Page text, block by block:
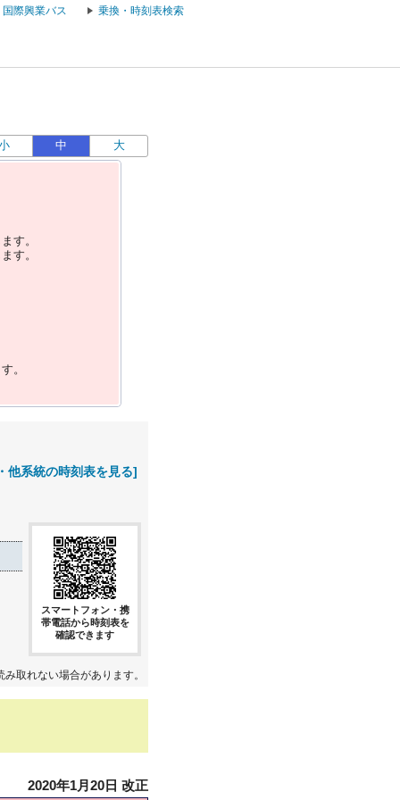
国際興業バス 乗換・時刻表検索
中 大
す。
す。
。
他系統の時刻表を見る]
スマートフォン・携
帯電話から時刻表を
確認できます
取れない場合があります。
2020年1月20日 改正